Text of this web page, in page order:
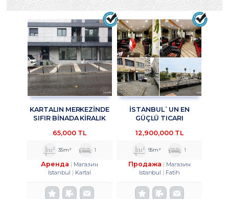
KARTALIN MERKEZİNDE
SIFIR BİNADA KİRALIK
TROYKADAN.
65,000 TL
35m² 1
Аренда
Магазин
Istanbul
Kartal
İSTANBUL`UN EN
GÜÇLÜ TICARI
VATAN CADDESI
AVM KARŞISINDA
12,900,000 TL
95m² 1
Продажа
Магазин
Istanbul
Fatih